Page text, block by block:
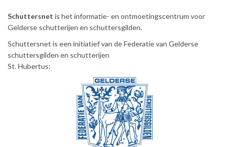
Schuttersnet is het informatie- en ontmoetingscentrum voor
Gelderse schutterijen en schuttersgilden.
Schuttersnet is een initiatief van de Federatie van Gelderse
schuttersgilden en schutterijen
St. Hubertus: